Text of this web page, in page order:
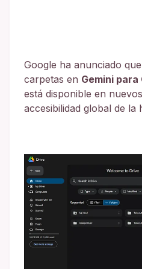
Google ha anunciado
carpetas en Gemini
está disponible en
accesibilidad global de la